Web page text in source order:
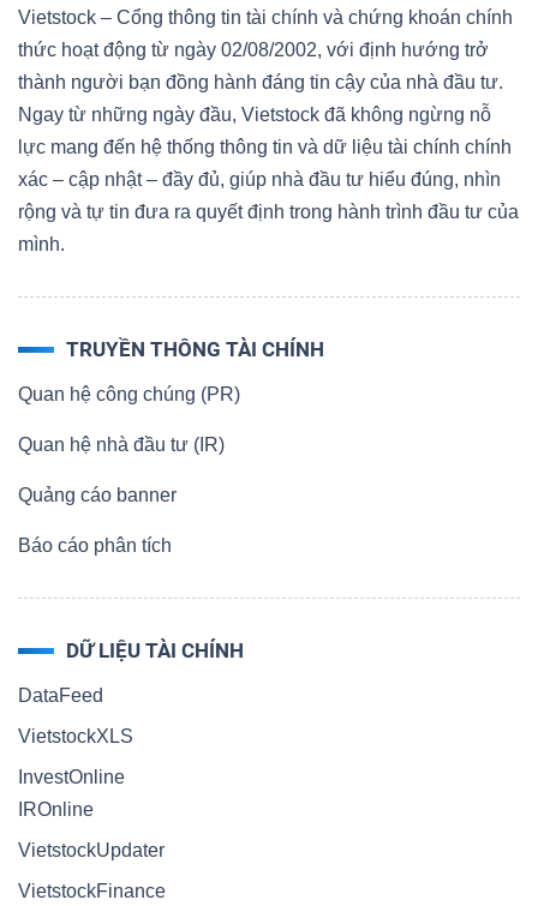
Vietstock – Cổng thông tin tài chính và chứng khoán chính
thức hoạt động từ ngày 02/08/2002, với định hướng trở
thành người bạn đồng hành đáng tin cậy của nhà đầu tư.
Ngay từ những ngày đầu, Vietstock đã không ngừng nỗ
lực mang đến hệ thống thông tin và dữ liệu tài chính chính
xác – cập nhật – đầy đủ, giúp nhà đầu tư hiểu đúng, nhìn
rộng và tự tin đưa ra quyết định trong hành trình đầu tư của
mình.
TRUYỀN THÔNG TÀI CHÍNH
Quan hệ công chúng (PR)
Quan hệ nhà đầu tư (IR)
Quảng cáo banner
Báo cáo phân tích
DỮ LIỆU TÀI CHÍNH
DataFeed
VietstockXLS
InvestOnline
IROnline
VietstockUpdater
VietstockFinance